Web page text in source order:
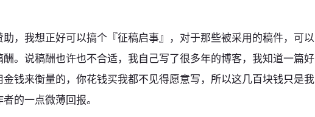
，我想正好可以搞个『征稿启事』，对于那些被采用的稿件，可以
酬。说稿酬也许也不合适，我自己写了很多年的博客，我知道一篇好
钱来衡量的，你花钱买我都不见得愿意写，所以这几百块钱只是我
的一点微薄回报。